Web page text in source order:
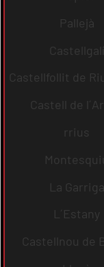
Pallejà
Castellgalí
Castellfollit de
Castell de
rrius
La Garriga
L´Estany
Castellnou de